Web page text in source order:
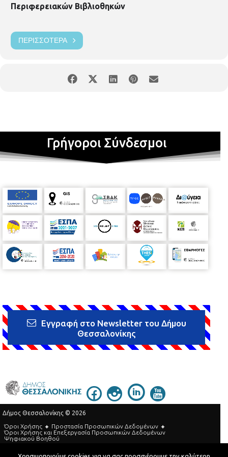
Περιφερειακών Βιβλιοθηκών
ΠΕΡΙΣΣΌΤΕΡΑ
Γρήγοροι Σύνδεσμοι
Εγγραφή στο Newsletter του Δήμου
Θεσσαλονίκης
Δήμος Θεσσαλονίκης © 2026
Όροι Χρήσης
Προστασία Προσωπικών Δεδομένων
Όροι Xρήσης και Eπεξεργασία Προσωπικών Δεδομένων
Ψηφιακού Βοηθού
Τηλεφωνικός Κατάλογος